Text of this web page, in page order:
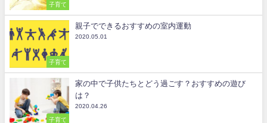
子育て
子育て
親子でできるおすすめの室内運動
2020.05.01
子育て
家の中で子供たちとどう過ごす？おすすめの遊び
は？
2020.04.26